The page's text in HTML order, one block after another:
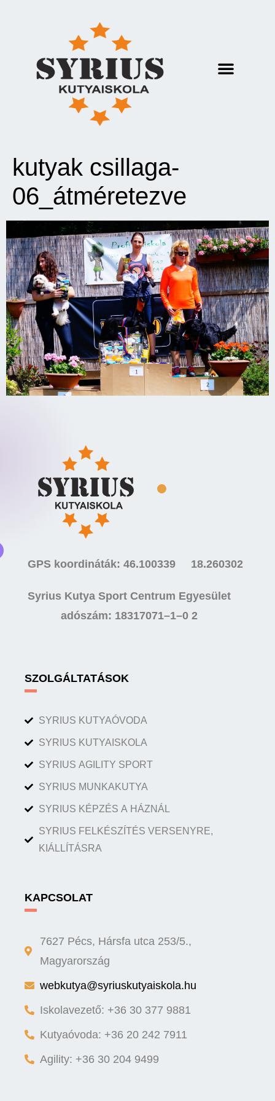
kutyak csillaga-
06_átméretezve
GPS koordináták: 46.100339 18.260302
Syrius Kutya Sport Centrum Egyesület
adószám: 18317071–1–0 2
SZOLGÁLTATÁSOK
SYRIUS KUTYAÓVODA
SYRIUS KUTYAISKOLA
SYRIUS AGILITY SPORT
SYRIUS MUNKAKUTYA
SYRIUS KÉPZÉS A HÁZNÁL
SYRIUS FELKÉSZÍTÉS VERSENYRE,
KIÁLLÍTÁSRA
KAPCSOLAT
7627 Pécs, Hársfa utca 253/5.,
Magyarország
webkutya@syriuskutyaiskola.hu
Iskolavezető: +36 30 377 9881
Kutyaóvoda: +36 20 242 7911
Agility: +36 30 204 9499